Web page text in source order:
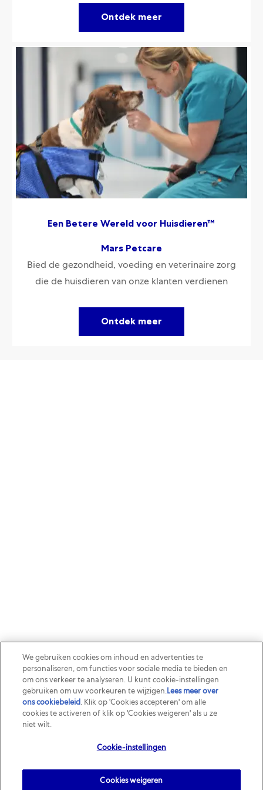
Ontdek meer
Een Betere Wereld voor Huisdieren™
Mars Petcare
Bied de gezondheid, voeding en veterinaire zorg
die de huisdieren van onze klanten verdienen
Ontdek meer
We gebruiken cookies om inhoud en advertenties te
personaliseren, om functies voor sociale media te bieden en
om ons verkeer te analyseren. U kunt cookie-instellingen
gebruiken om uw voorkeuren te wijzigen.Lees meer over
ons cookiebeleid(opens in a new tab)
. Klik op 'Cookies accepteren' om alle
cookies te activeren of klik op 'Cookies weigeren' als u ze
niet wilt.
Cookie-instellingen
Cookies weigeren